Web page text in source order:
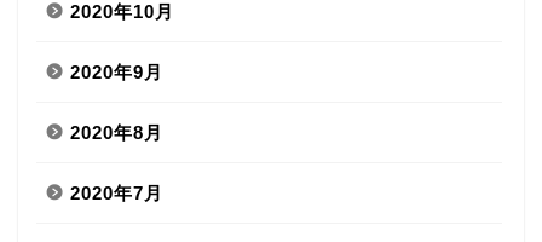
2020年10月
2020年9月
2020年8月
2020年7月